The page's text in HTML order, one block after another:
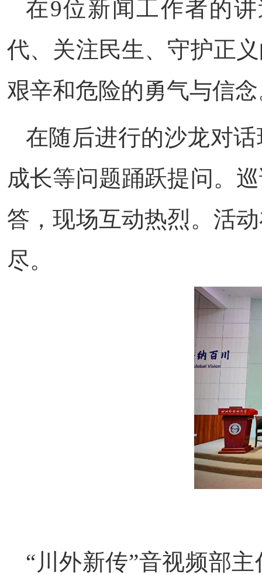
在9位新闻工作者的
代、关注民生、守护正
艰辛和危险的勇气与信
在随后进行的沙龙对
成长等问题踊跃提问。
答，现场互动热烈。活
尽。
“川外新传”音视频部